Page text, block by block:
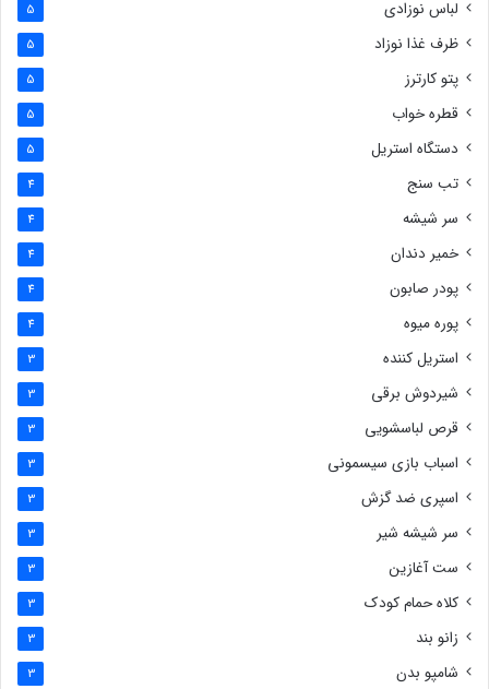
لباس نوزادی 5
ظرف غذا نوزاد 5
پتو کارترز 5
قطره خواب 5
دستگاه استریل 5
تب سنج 4
سر شیشه 4
خمیر دندان 4
پودر صابون 4
پوره میوه 4
استریل کننده 3
شیردوش برقی 3
قرص لباسشویی 3
اسباب بازی سیسمونی 3
اسپری ضد گزش 3
سر شیشه شیر 3
ست آغازین 3
کلاه حمام کودک 3
زانو بند 3
شامپو بدن 3